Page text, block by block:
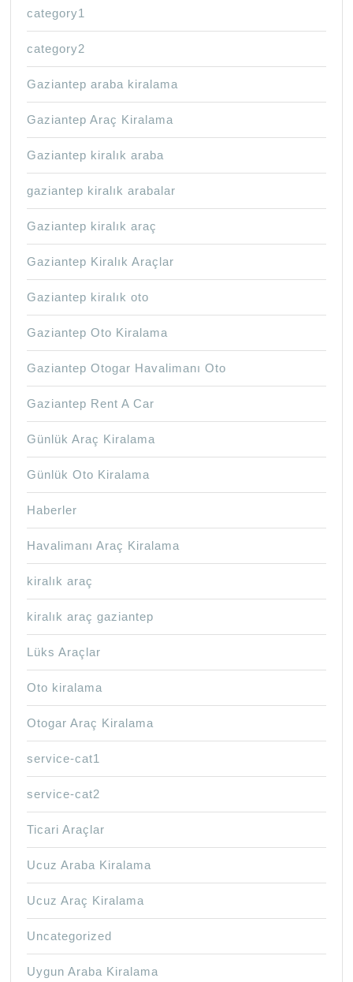
category1
category2
Gaziantep araba kiralama
Gaziantep Araç Kiralama
Gaziantep kiralık araba
gaziantep kiralık arabalar
Gaziantep kiralık araç
Gaziantep Kiralık Araçlar
Gaziantep kiralık oto
Gaziantep Oto Kiralama
Gaziantep Otogar Havalimanı Oto
Gaziantep Rent A Car
Günlük Araç Kiralama
Günlük Oto Kiralama
Haberler
Havalimanı Araç Kiralama
kiralık araç
kiralık araç gaziantep
Lüks Araçlar
Oto kiralama
Otogar Araç Kiralama
service-cat1
service-cat2
Ticari Araçlar
Ucuz Araba Kiralama
Ucuz Araç Kiralama
Uncategorized
Uygun Araba Kiralama